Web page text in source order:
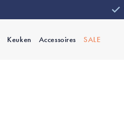
Keuken Accessoires SALE